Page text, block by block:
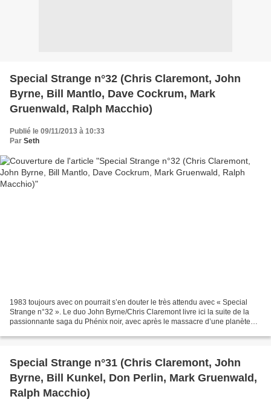
Special Strange n°32 (Chris Claremont, John
Byrne, Bill Mantlo, Dave Cockrum, Mark
Gruenwald, Ralph Macchio)
Publié le 09/11/2013 à 10:33
Par Seth
1983 toujours avec on pourrait s’en douter le très attendu avec « Special
Strange n°32 ». Le duo John Byrne/Chris Claremont livre ici la suite de la
passionnante saga du Phénix noir, avec après le massacre d’une planète
Special Strange n°31 (Chris Claremont, John
Byrne, Bill Kunkel, Don Perlin, Mark Gruenwald,
Ralph Macchio)